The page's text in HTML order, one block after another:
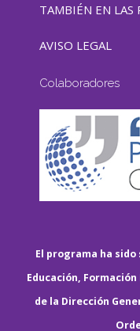
TAMBIÉN EN LAS
AVISO LEGAL
Colaboradores
El programa ha
Educación,
de la Dirección